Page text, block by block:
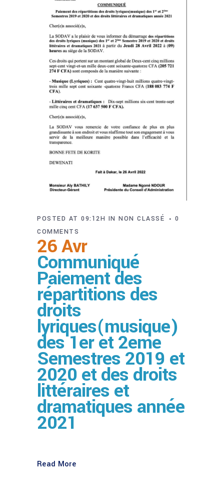
26 Avr
Communiqué
Paiement des
répartitions des
droits
lyriques(musique)
des 1er et 2eme
Semestres 2019 et
2020 et des droits
littéraires et
dramatiques année
2021
POSTED AT 09:12H IN NON CLASSÉ
0
COMMENTS
Read More